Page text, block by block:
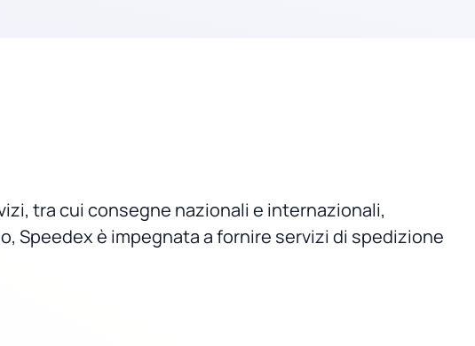
tra cui consegne nazionali e internazionali,
Speedex è impegnata a fornire servizi di spedizione